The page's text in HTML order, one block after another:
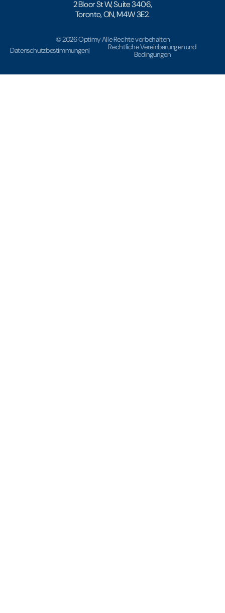
2 Bloor St W, Suite 3406,
Toronto, ON, M4W 3E2.
© 2026 Optimy Alle Rechte vorbehalten
Datenschutzbestimmungen|
Rechtliche Vereinbarungen und
Bedingungen